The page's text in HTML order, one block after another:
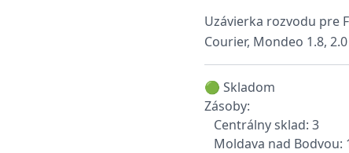
Uzávierka rozvodu pre
Courier, Mondeo 1.8,
🟢 Skladom
Zásoby:
Centrálny sklad: 3
Moldava nad Bodvou: